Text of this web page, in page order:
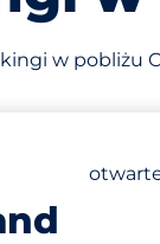
w pobliżu
Liczba